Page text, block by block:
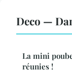
Deco —
La mini
réunies !